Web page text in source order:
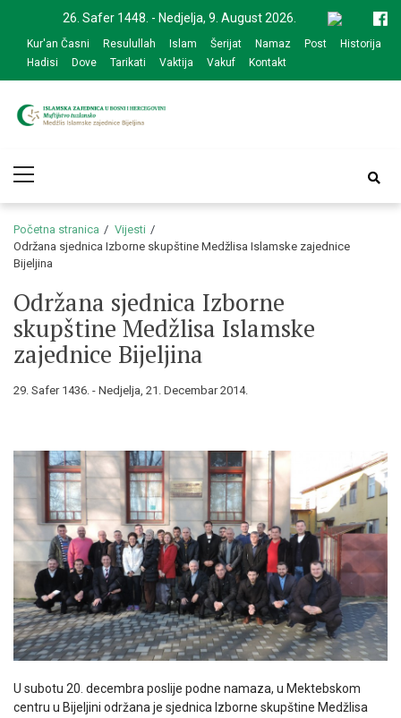
navigation
content
26. Safer 1448. - Nedjelja, 9. August 2026.
Kur'an Časni Resulullah Islam Šerijat Namaz Post
Historija
Hadisi
Dove Tarikati Vaktija Vakuf Kontakt
zajednice Bijeljina
Menu
Početna stranica
Vijesti
Održana sjednica Izborne skupštine Medžlisa Islamske zajednice
Bijeljina
Održana sjednica Izborne
skupštine Medžlisa Islamske
zajednice Bijeljina
29. Safer 1436. - Nedjelja, 21. Decembar 2014.
U subotu 20. decembra poslije podne namaza, u Mektebskom
centru u Bijeljini održana je sjednica Izborne skupštine Medžlisa